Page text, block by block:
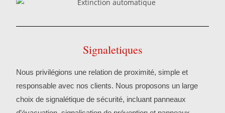
Signaletiques
Nous privilégions une relation de proximité, simple et
responsable avec nos clients. Nous proposons un large
choix de signalétique de sécurité, incluant panneaux